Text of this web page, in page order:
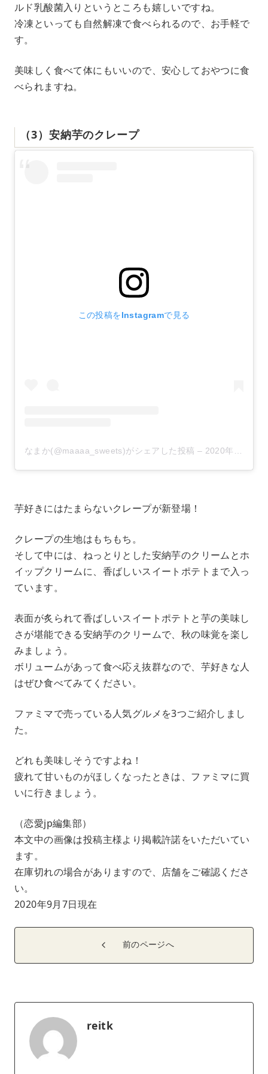
ルド乳酸菌入りというところも嬉しいですね。
冷凍といっても自然解凍で食べられるので、お手軽で
す。
美味しく食べて体にもいいので、安心しておやつに食
べられますね。
（3）安納芋のクレープ
この投稿をInstagramで見る
なまか(@maaaa_sweets)がシェアした投稿 – 2020年 8月月23日午前12時57分PDT
芋好きにはたまらないクレープが新登場！
クレープの生地はもちもち。
そして中には、ねっとりとした安納芋のクリームとホ
イップクリームに、香ばしいスイートポテトまで入っ
ています。
表面が炙られて香ばしいスイートポテトと芋の美味し
さが堪能できる安納芋のクリームで、秋の味覚を楽し
みましょう。
ボリュームがあって食べ応え抜群なので、芋好きな人
はぜひ食べてみてください。
ファミマで売っている人気グルメを3つご紹介しまし
た。
どれも美味しそうですよね！
疲れて甘いものがほしくなったときは、ファミマに買
いに行きましょう。
（恋愛jp編集部）
本文中の画像は投稿主様より掲載許諾をいただいてい
ます。
在庫切れの場合がありますので、店舗をご確認くださ
い。
2020年9月7日現在
前のページへ
reitk